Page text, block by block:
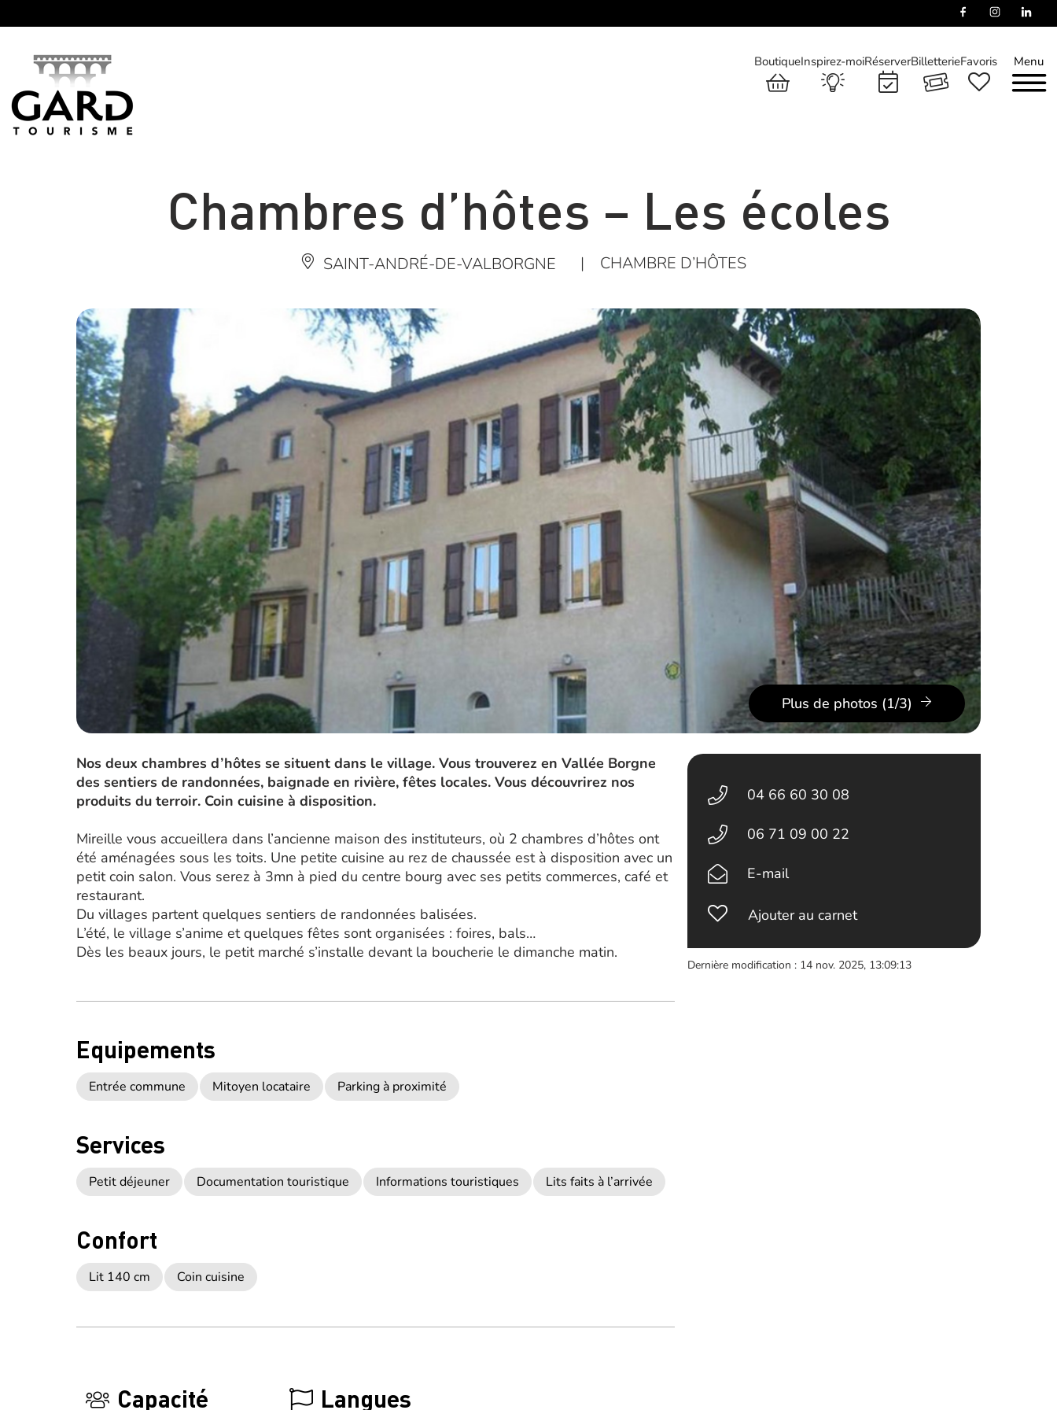
Menu
BoutiqueInspirez-moiRéserverBilletterieFavoris
Chambres d’hôtes – Les écoles
SAINT-ANDRÉ-DE-VALBORGNE | CHAMBRE D’HÔTES
Plus de photos (1/3)
Nos deux chambres d’hôtes se situent dans le village. Vous trouverez en Vallée Borgne
des sentiers de randonnées, baignade en rivière, fêtes locales. Vous découvrirez nos
produits du terroir. Coin cuisine à disposition.
Mireille vous accueillera dans l’ancienne maison des instituteurs, où 2 chambres d’hôtes ont
été aménagées sous les toits. Une petite cuisine au rez de chaussée est à disposition avec un
petit coin salon. Vous serez à 3mn à pied du centre bourg avec ses petits commerces, café et
restaurant.
Du villages partent quelques sentiers de randonnées balisées.
L’été, le village s’anime et quelques fêtes sont organisées : foires, bals…
Dès les beaux jours, le petit marché s’installe devant la boucherie le dimanche matin.
Equipements
Entrée commune Mitoyen locataire Parking à proximité
Services
Petit déjeuner Documentation touristique Informations touristiques Lits faits à l’arrivée
Confort
Lit 140 cm Coin cuisine
Capacité Langues
04 66 60 30 08
06 71 09 00 22
E-mail
Ajouter au carnet
Dernière modification : 14 nov. 2025, 13:09:13